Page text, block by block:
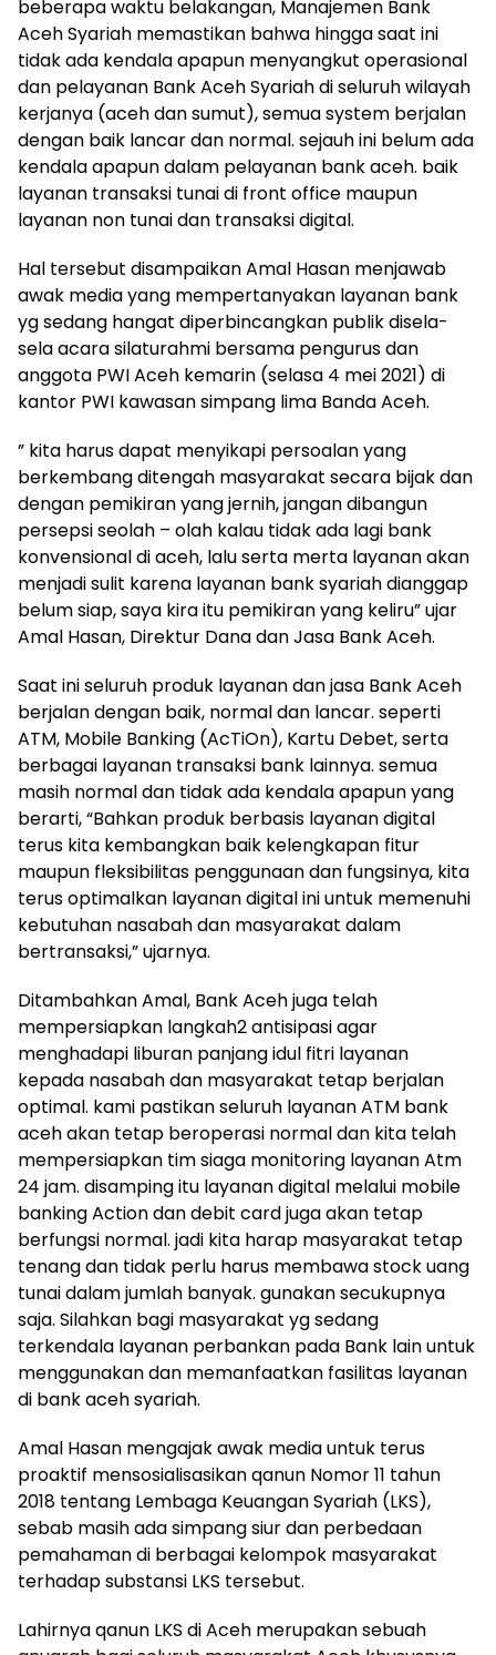
beberapa waktu belakangan, Manajemen Bank
Aceh Syariah memastikan bahwa hingga saat ini
tidak ada kendala apapun menyangkut operasional
dan pelayanan Bank Aceh Syariah di seluruh wilayah
kerjanya (aceh dan sumut), semua system berjalan
dengan baik lancar dan normal. sejauh ini belum ada
kendala apapun dalam pelayanan bank aceh. baik
layanan transaksi tunai di front office maupun
layanan non tunai dan transaksi digital.
Hal tersebut disampaikan Amal Hasan menjawab
awak media yang mempertanyakan layanan bank
yg sedang hangat diperbincangkan publik disela-
sela acara silaturahmi bersama pengurus dan
anggota PWI Aceh kemarin (selasa 4 mei 2021) di
kantor PWI kawasan simpang lima Banda Aceh.
” kita harus dapat menyikapi persoalan yang
berkembang ditengah masyarakat secara bijak dan
dengan pemikiran yang jernih, jangan dibangun
persepsi seolah – olah kalau tidak ada lagi bank
konvensional di aceh, lalu serta merta layanan akan
menjadi sulit karena layanan bank syariah dianggap
belum siap, saya kira itu pemikiran yang keliru” ujar
Amal Hasan, Direktur Dana dan Jasa Bank Aceh.
Saat ini seluruh produk layanan dan jasa Bank Aceh
berjalan dengan baik, normal dan lancar. seperti
ATM, Mobile Banking (AcTiOn), Kartu Debet, serta
berbagai layanan transaksi bank lainnya. semua
masih normal dan tidak ada kendala apapun yang
berarti, “Bahkan produk berbasis layanan digital
terus kita kembangkan baik kelengkapan fitur
maupun fleksibilitas penggunaan dan fungsinya, kita
terus optimalkan layanan digital ini untuk memenuhi
kebutuhan nasabah dan masyarakat dalam
bertransaksi,” ujarnya.
Ditambahkan Amal, Bank Aceh juga telah
mempersiapkan langkah2 antisipasi agar
menghadapi liburan panjang idul fitri layanan
kepada nasabah dan masyarakat tetap berjalan
optimal. kami pastikan seluruh layanan ATM bank
aceh akan tetap beroperasi normal dan kita telah
mempersiapkan tim siaga monitoring layanan Atm
24 jam. disamping itu layanan digital melalui mobile
banking Action dan debit card juga akan tetap
berfungsi normal. jadi kita harap masyarakat tetap
tenang dan tidak perlu harus membawa stock uang
tunai dalam jumlah banyak. gunakan secukupnya
saja. Silahkan bagi masyarakat yg sedang
terkendala layanan perbankan pada Bank lain untuk
menggunakan dan memanfaatkan fasilitas layanan
di bank aceh syariah.
Amal Hasan mengajak awak media untuk terus
proaktif mensosialisasikan qanun Nomor 11 tahun
2018 tentang Lembaga Keuangan Syariah (LKS),
sebab masih ada simpang siur dan perbedaan
pemahaman di berbagai kelompok masyarakat
terhadap substansi LKS tersebut.
Lahirnya qanun LKS di Aceh merupakan sebuah